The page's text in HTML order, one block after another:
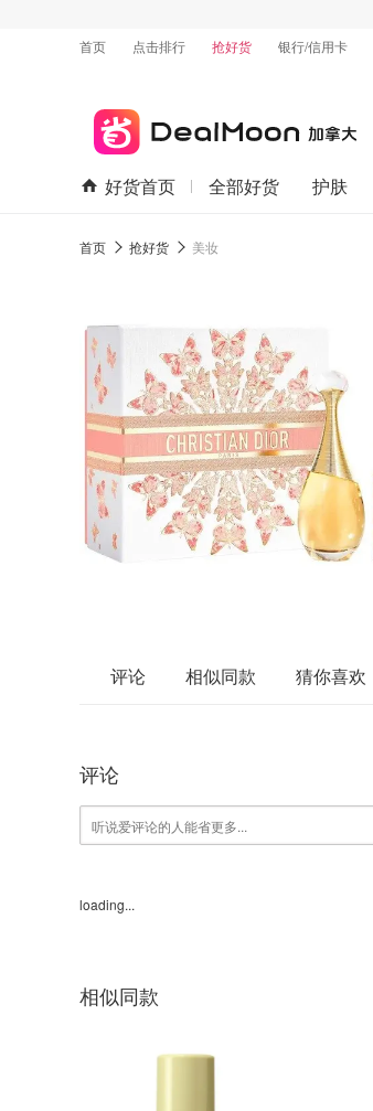
首页
点击排行 抢好货 银行/信用卡
好货首页 全部好货 护肤
首页 抢好货 美妆
评论 相似同款 猜你喜欢
评论
loading...
相似同款